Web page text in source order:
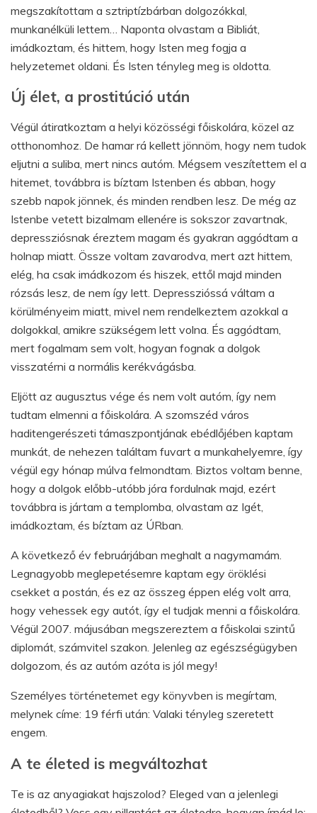
megszakítottam a sztriptízbárban dolgozókkal,
munkanélküli lettem… Naponta olvastam a Bibliát,
imádkoztam, és hittem, hogy Isten meg fogja a
helyzetemet oldani. És Isten tényleg meg is oldotta.
Új élet, a prostitúció után
Végül átiratkoztam a helyi közösségi főiskolára, közel az
otthonomhoz. De hamar rá kellett jönnöm, hogy nem tudok
eljutni a suliba, mert nincs autóm. Mégsem veszítettem el a
hitemet, továbbra is bíztam Istenben és abban, hogy
szebb napok jönnek, és minden rendben lesz. De még az
Istenbe vetett bizalmam ellenére is sokszor zavartnak,
depressziósnak éreztem magam és gyakran aggódtam a
holnap miatt. Össze voltam zavarodva, mert azt hittem,
elég, ha csak imádkozom és hiszek, ettől majd minden
rózsás lesz, de nem így lett. Depresszióssá váltam a
körülményeim miatt, mivel nem rendelkeztem azokkal a
dolgokkal, amikre szükségem lett volna. És aggódtam,
mert fogalmam sem volt, hogyan fognak a dolgok
visszatérni a normális kerékvágásba.
Eljött az augusztus vége és nem volt autóm, így nem
tudtam elmenni a főiskolára. A szomszéd város
haditengerészeti támaszpontjának ebédlőjében kaptam
munkát, de nehezen találtam fuvart a munkahelyemre, így
végül egy hónap múlva felmondtam. Biztos voltam benne,
hogy a dolgok előbb-utóbb jóra fordulnak majd, ezért
továbbra is jártam a templomba, olvastam az Igét,
imádkoztam, és bíztam az ÚRban.
A következő év februárjában meghalt a nagymamám.
Legnagyobb meglepetésemre kaptam egy öröklési
csekket a postán, és ez az összeg éppen elég volt arra,
hogy vehessek egy autót, így el tudjak menni a főiskolára.
Végül 2007. májusában megszereztem a főiskolai szintű
diplomát, számvitel szakon. Jelenleg az egészségügyben
dolgozom, és az autóm azóta is jól megy!
Személyes történetemet egy könyvben is megírtam,
melynek címe: 19 férfi után: Valaki tényleg szeretett
engem.
A te életed is megváltozhat
Te is az anyagiakat hajszolod? Eleged van a jelenlegi